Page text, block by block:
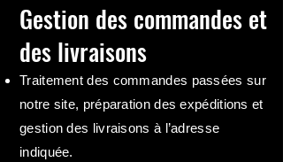
Gestion des commandes et
des livraisons
Traitement des commandes passées sur
notre site, préparation des expéditions et
gestion des livraisons à l’adresse
indiquée.